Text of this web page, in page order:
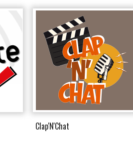
Clap'N'Chat